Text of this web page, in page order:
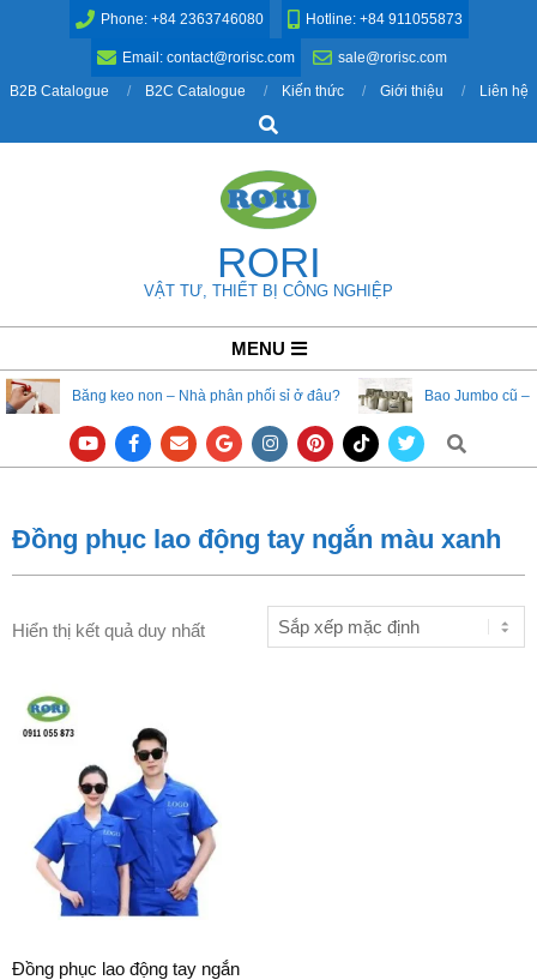
Phone: +84 2363746080 Hotline: +84 911055873
Email: contact@rorisc.com
sale@rorisc.com
B2B Catalogue
B2C Catalogue Kiến thức Giới thiệu
Liên hệ
Search
RORI
VẬT TƯ, THIẾT BỊ CÔNG NGHIỆP
Navigation
Menu
MENU
Băng keo non – Nhà phân phối sỉ ở đâu? Bao Jumbo cũ –
Search
Đồng phục lao động tay ngắn màu xanh
Hiển thị kết quả duy nhất
Đồng phục lao động tay ngắn